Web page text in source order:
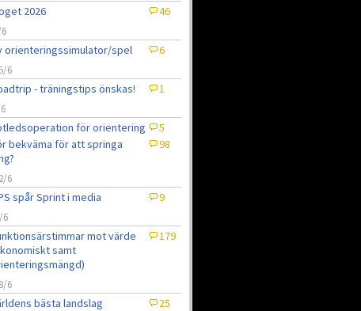
2026 46
orienteringssimulator/spel 6
6
- träningstips önskas! 1
för orientering
5
bekväma för att springa
98
6
spår Sprint i media 9
6
mot värde
samt
179
6
bästa landslag 25